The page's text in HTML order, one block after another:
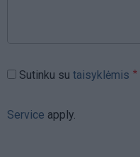
Sutinku su taisyklėmis
Service apply.